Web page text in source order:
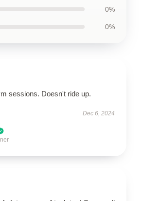
0%
0%
sessions. Doesn't ride up.
Dec 6, 2024